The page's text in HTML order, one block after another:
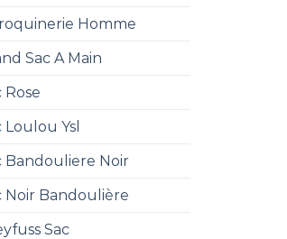
Homme
Sac A Main
Rose
Loulou Ysl
Bandouliere Noir
Noir Bandoulière
Sac